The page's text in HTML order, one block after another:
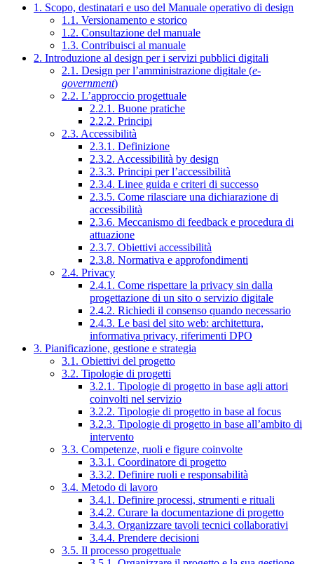
1. Scopo, destinatari e uso del Manuale operativo di design
1.1. Versionamento e storico
1.2. Consultazione del manuale
1.3. Contribuisci al manuale
2. Introduzione al design per i servizi pubblici digitali
2.1. Design per l’amministrazione digitale (e-
government)
2.2. L’approccio progettuale
2.2.1. Buone pratiche
2.2.2. Principi
2.3. Accessibilità
2.3.1. Definizione
2.3.2. Accessibilità by design
2.3.3. Principi per l’accessibilità
2.3.4. Linee guida e criteri di successo
2.3.5. Come rilasciare una dichiarazione di
accessibilità
2.3.6. Meccanismo di feedback e procedura di
attuazione
2.3.7. Obiettivi accessibilità
2.3.8. Normativa e approfondimenti
2.4. Privacy
2.4.1. Come rispettare la privacy sin dalla
progettazione di un sito o servizio digitale
2.4.2. Richiedi il consenso quando necessario
2.4.3. Le basi del sito web: architettura,
informativa privacy, riferimenti DPO
3. Pianificazione, gestione e strategia
3.1. Obiettivi del progetto
3.2. Tipologie di progetti
3.2.1. Tipologie di progetto in base agli attori
coinvolti nel servizio
3.2.2. Tipologie di progetto in base al focus
3.2.3. Tipologie di progetto in base all’ambito di
intervento
3.3. Competenze, ruoli e figure coinvolte
3.3.1. Coordinatore di progetto
3.3.2. Definire ruoli e responsabilità
3.4. Metodo di lavoro
3.4.1. Definire processi, strumenti e rituali
3.4.2. Curare la documentazione di progetto
3.4.3. Organizzare tavoli tecnici collaborativi
3.4.4. Prendere decisioni
3.5. Il processo progettuale